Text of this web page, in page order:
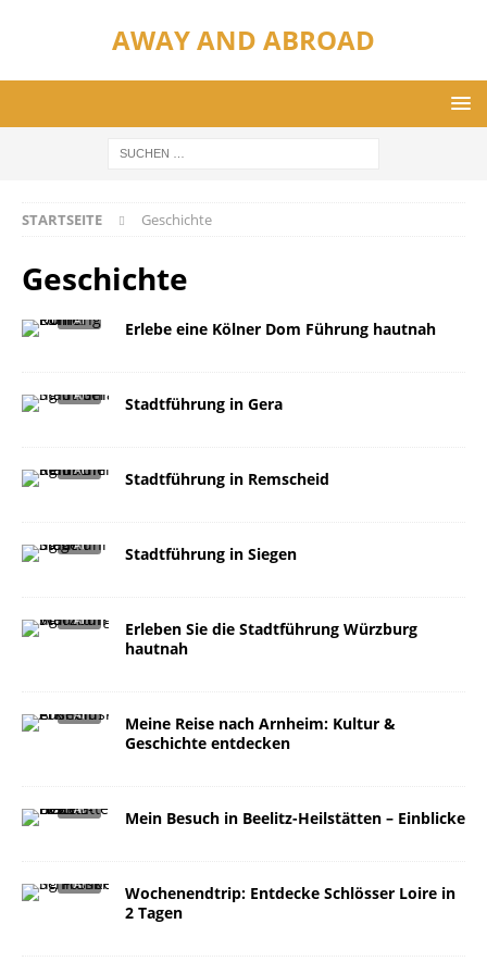
AWAY AND ABROAD
STARTSEITE Geschichte
Geschichte
Erlebe eine Kölner Dom Führung hautnah
Stadtführung in Gera
Stadtführung in Remscheid
Stadtführung in Siegen​
Erleben Sie die Stadtführung Würzburg
hautnah
Meine Reise nach Arnheim: Kultur &
Geschichte entdecken
Mein Besuch in Beelitz-Heilstätten – Einblicke
Wochenendtrip: Entdecke Schlösser Loire in
2 Tagen